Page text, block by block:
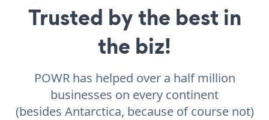
Trusted by the best in
the biz!
POWR has helped over a half million
businesses on every continent
(besides Antarctica, because of course not)